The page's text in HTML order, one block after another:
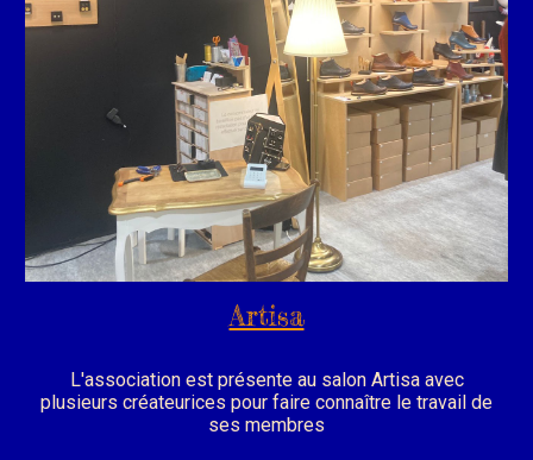
Artisa
L'association est présente au salon Artisa avec
plusieurs créateurices pour faire connaître le travail de
ses membres